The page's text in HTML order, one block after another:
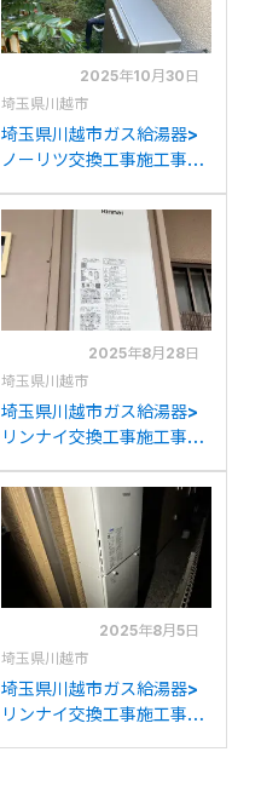
2025年10月30日
埼玉県川越市
埼玉県川越市ガス給湯器>
ノーリツ交換工事施工事
2050SARXからノーリツ
GT-C2072SAR BLへの交
換
2025年8月28日
埼玉県川越市
埼玉県川越市ガス給湯器>
リンナイ交換工事施工事
1653SAWXからリンナイ
RUF-SA1615SAW(A)への
交換
2025年8月5日
埼玉県川越市
埼玉県川越市ガス給湯器>
リンナイ交換工事施工事